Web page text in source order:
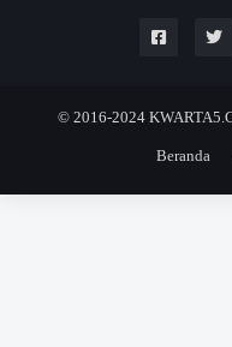
© 2016-2024
Beranda